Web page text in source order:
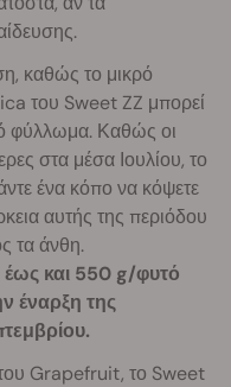
καθώς το μικρό
του Sweet ZZ μπορεί
φύλλωμα. Καθώς οι
στα μέσα Ιουλίου, το
ένα κόπο να κόψετε
αυτής της περιόδου
τα άνθη.
έως και 550 g/φυτό
έναρξη της
Grapefruit, το Sweet